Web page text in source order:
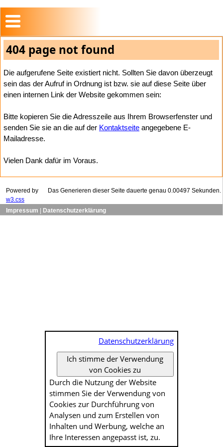
404 page not found
Die aufgerufene Seite existiert nicht. Sollten Sie davon überzeugt
sein das der Aufruf in Ordnung ist bzw. sie auf diese Seite über
einen internen Link der Website gekommen sein:
Bitte kopieren Sie die Adresszeile aus Ihrem Browserfenster und
senden Sie sie an die auf der Kontaktseite angegebene E-
Mailadresse.
Vielen Dank dafür im Voraus.
Das Generieren dieser Seite dauerte genau 0.00497 Sekunden.
Powered by
w3.css
Impressum
Datenschutzerklärung
Datenschutzerklärung
Ich stimme der Verwendung
von Cookies zu
Durch die Nutzung der Website
stimmen Sie der Verwendung von
Cookies zur Durch­führung von
Analysen und zum Erstellen von
Inhalten und Werbung, welche an
Ihre Interessen angepasst ist, zu.